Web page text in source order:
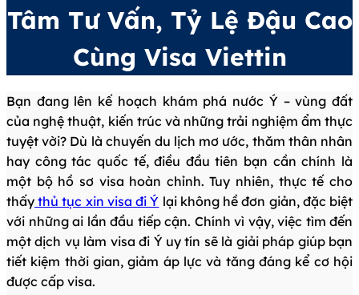
Tâm Tư Vấn, Tỷ Lệ Đậu Cao
Cùng Visa Viettin
Bạn đang lên kế hoạch khám phá nước Ý – vùng đất
của nghệ thuật, kiến trúc và những trải nghiệm ẩm thực
tuyệt vời? Dù là chuyến du lịch mơ ước, thăm thân nhân
hay công tác quốc tế, điều đầu tiên bạn cần chính là
một bộ hồ sơ visa hoàn chỉnh. Tuy nhiên, thực tế cho
thấy thủ tục xin visa đi Ý lại không hề đơn giản, đặc biệt
với những ai lần đầu tiếp cận. Chính vì vậy, việc tìm đến
một dịch vụ làm visa đi Ý uy tín sẽ là giải pháp giúp bạn
tiết kiệm thời gian, giảm áp lực và tăng đáng kể cơ hội
được cấp visa.